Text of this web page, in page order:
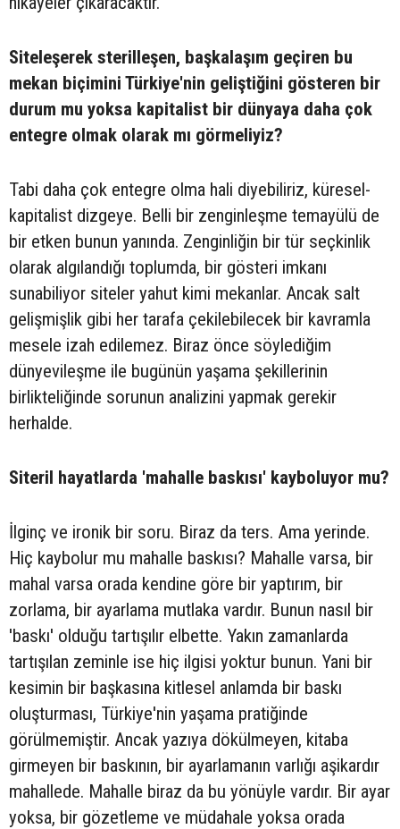
Siteleşerek sterilleşen, başkalaşım geçiren bu
mekan biçimini Türkiye'nin geliştiğini gösteren bir
durum mu yoksa kapitalist bir dünyaya daha çok
entegre olmak olarak mı görmeliyiz?
Tabi daha çok entegre olma hali diyebiliriz, küresel-
kapitalist dizgeye. Belli bir zenginleşme temayülü de
bir etken bunun yanında. Zenginliğin bir tür seçkinlik
olarak algılandığı toplumda, bir gösteri imkanı
sunabiliyor siteler yahut kimi mekanlar. Ancak salt
gelişmişlik gibi her tarafa çekilebilecek bir kavramla
mesele izah edilemez. Biraz önce söylediğim
dünyevileşme ile bugünün yaşama şekillerinin
birlikteliğinde sorunun analizini yapmak gerekir
herhalde.
Siteril hayatlarda 'mahalle baskısı' kayboluyor mu?
İlginç ve ironik bir soru. Biraz da ters. Ama yerinde.
Hiç kaybolur mu mahalle baskısı? Mahalle varsa, bir
mahal varsa orada kendine göre bir yaptırım, bir
zorlama, bir ayarlama mutlaka vardır. Bunun nasıl bir
'baskı' olduğu tartışılır elbette. Yakın zamanlarda
tartışılan zeminle ise hiç ilgisi yoktur bunun. Yani bir
kesimin bir başkasına kitlesel anlamda bir baskı
oluşturması, Türkiye'nin yaşama pratiğinde
görülmemiştir. Ancak yazıya dökülmeyen, kitaba
girmeyen bir baskının, bir ayarlamanın varlığı aşikardır
mahallede. Mahalle biraz da bu yönüyle vardır. Bir ayar
yoksa, bir gözetleme ve müdahale yoksa orada